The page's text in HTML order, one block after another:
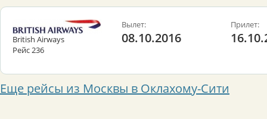
British Airways
Рейс 236
Вылет:
08.10.2016
Прилет:
Еще рейсы из Москвы в Оклахому-Сити